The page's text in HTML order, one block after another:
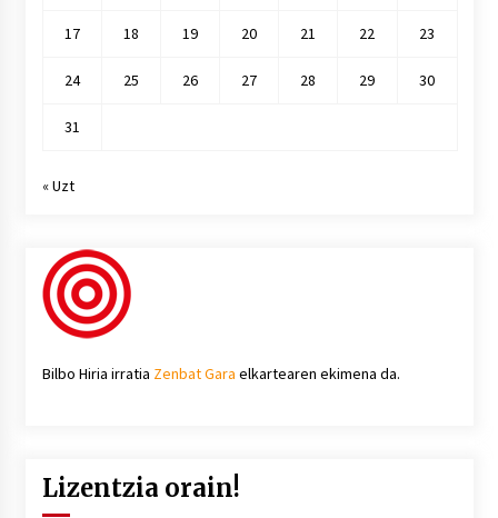
17 18 19 20 21 22 23
24 25 26 27 28 29 30
31
« Uzt
Bilbo Hiria irratia Zenbat Gara elkartearen ekimena da.
Lizentzia orain!